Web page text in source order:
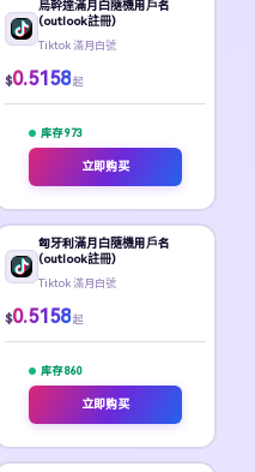
烏幹達滿月白隨機用戶名
(outlook註冊)
Tiktok 滿月白號
$0.5158 起
库存 973
立即购买
匈牙利滿月白隨機用戶名
(outlook註冊)
Tiktok 滿月白號
$0.5158 起
库存 860
立即购买